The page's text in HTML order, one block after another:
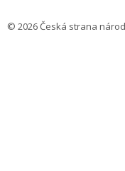
© 2026 Česká strana